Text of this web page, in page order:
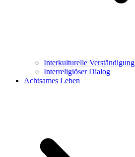
Interkulturelle Verständigung
Interreligiöser Dialog
Achtsames Leben